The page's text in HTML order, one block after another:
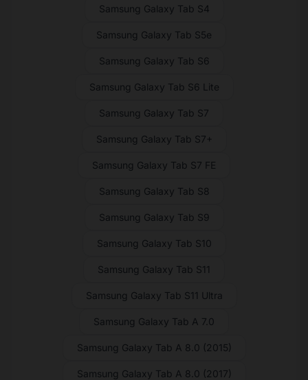
Samsung Galaxy Tab S4
Samsung Galaxy Tab S5e
Samsung Galaxy Tab S6
Samsung Galaxy Tab S6 Lite
Samsung Galaxy Tab S7
Samsung Galaxy Tab S7+
Samsung Galaxy Tab S7 FE
Samsung Galaxy Tab S8
Samsung Galaxy Tab S9
Samsung Galaxy Tab S10
Samsung Galaxy Tab S11
Samsung Galaxy Tab S11 Ultra
Samsung Galaxy Tab A 7.0
Samsung Galaxy Tab A 8.0 (2015)
Samsung Galaxy Tab A 8.0 (2017)